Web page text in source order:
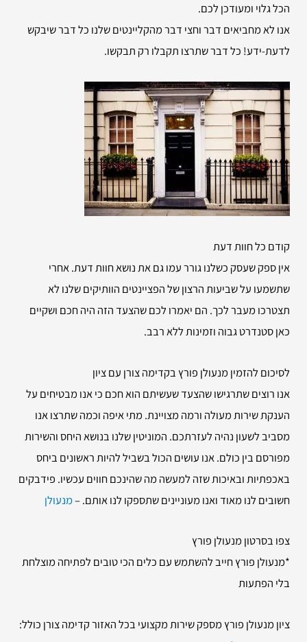
הכל גלוי ומעודכן לכם.
אנו לא מחביאים דבר וחצי דבר מהקליינטים שלנו כל דבר שיבקש
לדעת-ידע! כל דבר שתרצו תקבלו רק תבקשו.
קודם כל חוות דעת
אין ספק שעסק כשלנו גורר עמו גם את נושא חוות דעת. אחרי
שתשמעו על שביעות הרצון של הפציינטים הוותיקים שלנו לא
תצטרכו מעבר לכך. הם יאמרו לכם שהצעד הזה היה חכם ושקיים
כאן סטנדרט גבוה וזמינות ללא רבב.
לסיכום להזמין מנעולן פורץ בקדימה צורן עם ציון
אנו רוצים שתרגישו שהצעד שעשיתם הוא חכם כי אנו מבטיחים על
הענקת שירות מעולה ורמה מצויינת. מתי איפה וכמה שתרצו אנו
מסביב לשעון נהיה לעזרתכם. המוניטין שלנו בנושא היחס והשירות
מפורסם בין כולם. אנו עושים הכול בשביל להיות ראשונים ביחס
באכפתיות ובאיכות שזה למעשה מה שהינכם חווים עכשיו. פידבקים
חשובים לנו מאוד ואנו מעוניינים שתספקו לנו אותם. –מנעולן
צפו בסרטון מנעולן פורץ
*מנעולן פורץ חייב להשתמש עם כלים הכי טובים לפתיחה מוצלחת
בלי הפתעות
ציון מנעולן פורץ מספק שירות מקצועי בכל האזור קדימה צורן כולל: